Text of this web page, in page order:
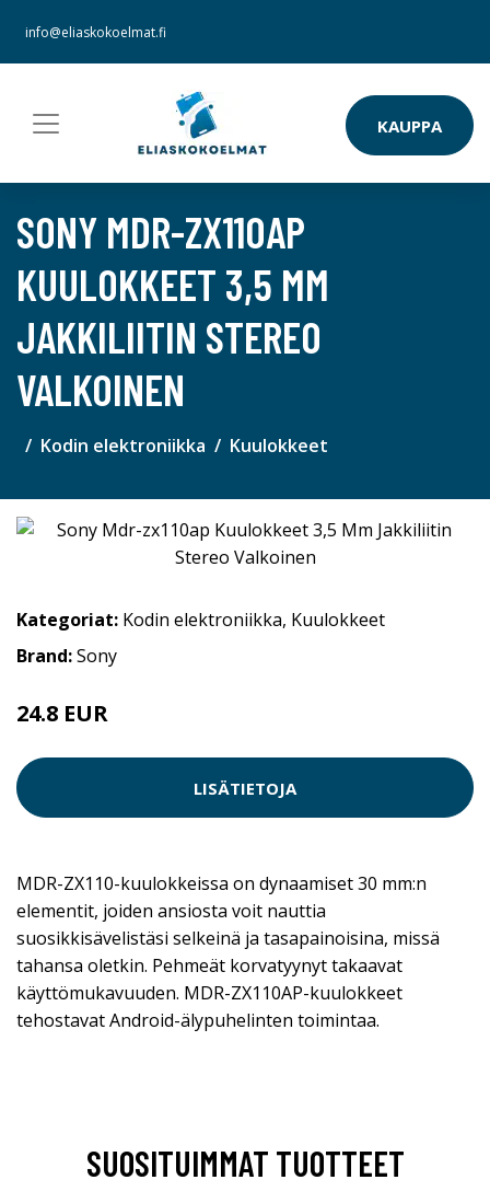
info@eliaskokoelmat.fi
KAUPPA
SONY MDR-ZX110AP
KUULOKKEET 3,5 MM
JAKKILIITIN STEREO
VALKOINEN
Kodin elektroniikka Kuulokkeet
Kategoriat: Kodin elektroniikka, Kuulokkeet
Brand:Sony
24.8 EUR
LISÄTIETOJA
MDR-ZX110-kuulokkeissa on dynaamiset 30 mm:n
elementit, joiden ansiosta voit nauttia
suosikkisävelistäsi selkeinä ja tasapainoisina, missä
tahansa oletkin. Pehmeät korvatyynyt takaavat
käyttömukavuuden. MDR-ZX110AP-kuulokkeet
tehostavat Android-älypuhelinten toimintaa.
SUOSITUIMMAT TUOTTEET